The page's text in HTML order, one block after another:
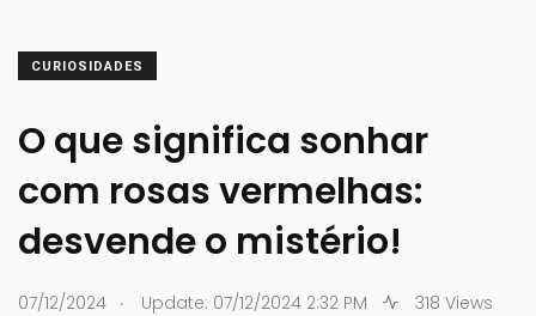
CURIOSIDADES
O que significa sonhar
com rosas vermelhas:
desvende o mistério!
07/12/2024 . Update: 07/12/2024 2:32 PM 318 Views